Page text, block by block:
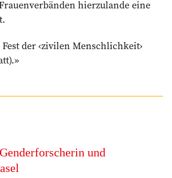
hierzulande eine
Fest der ‹zivilen Menschlichkeit›
und